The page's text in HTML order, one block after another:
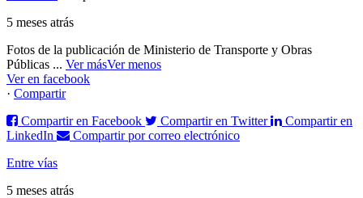
5 meses atrás
Fotos de la publicación de Ministerio de Transporte y Obras
Públicas ... Ver másVer menos
Ver en facebook
· Compartir
Compartir en Facebook
Compartir en Twitter
Compartir en
LinkedIn
Compartir por correo electrónico
Entre vías
5 meses atrás